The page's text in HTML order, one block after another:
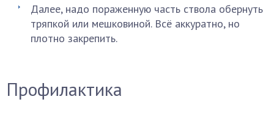
Далее, надо пораженную часть ствола обернуть
тряпкой или мешковиной. Всё аккуратно, но
плотно закрепить.
Профилактика